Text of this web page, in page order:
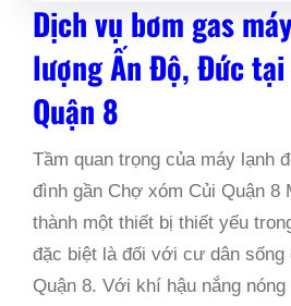
Dịch vụ bơm gas
lượng Ấn Độ, Đức tại
Quận 8
Tầm quan trọng của máy lạnh
đình gần Chợ xóm Củi Quận 8
thành một thiết bị thiết yếu
đặc biệt là đối với cư dân sống
Quận 8. Với khí hậu nắng